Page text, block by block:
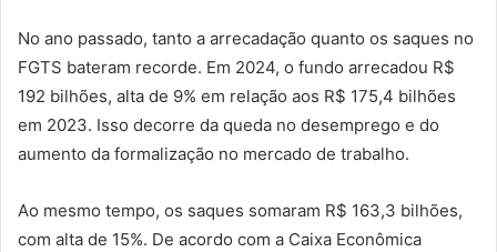
No ano passado, tanto a arrecadação quanto os saques no
FGTS bateram recorde. Em 2024, o fundo arrecadou R$
192 bilhões, alta de 9% em relação aos R$ 175,4 bilhões
em 2023. Isso decorre da queda no desemprego e do
aumento da formalização no mercado de trabalho.
Ao mesmo tempo, os saques somaram R$ 163,3 bilhões,
com alta de 15%. De acordo com a Caixa Econômica